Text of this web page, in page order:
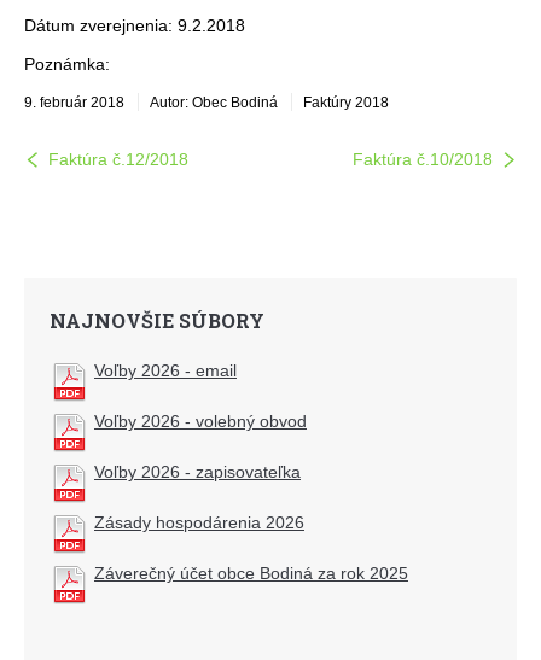
Dátum zverejnenia: 9.2.2018
Poznámka:
9. február 2018 Autor: Obec Bodiná Faktúry 2018
Faktúra č.12/2018 Faktúra č.10/2018
NAJNOVŠIE SÚBORY
Voľby 2026 - email
Voľby 2026 - volebný obvod
Voľby 2026 - zapisovateľka
Zásady hospodárenia 2026
Záverečný účet obce Bodiná za rok 2025